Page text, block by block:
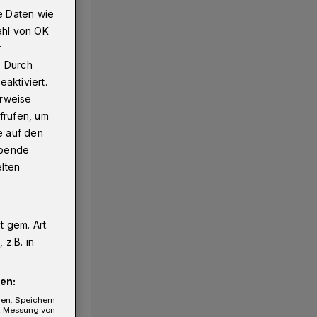
Daten wie
von OK
Durch
um
auf den
gem. Art.
z.B. in
Speichern
von